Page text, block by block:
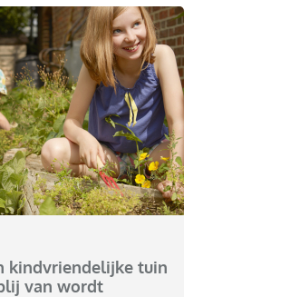
kindvriendelijke tuin
van wordt